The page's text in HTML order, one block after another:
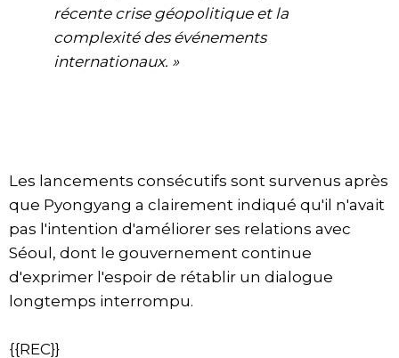
récente crise géopolitique et la
complexité des événements
internationaux. »
Les lancements consécutifs sont survenus après
que Pyongyang a clairement indiqué qu'il n'avait
pas l'intention d'améliorer ses relations avec
Séoul, dont le gouvernement continue
d'exprimer l'espoir de rétablir un dialogue
longtemps interrompu.
{{REC}}